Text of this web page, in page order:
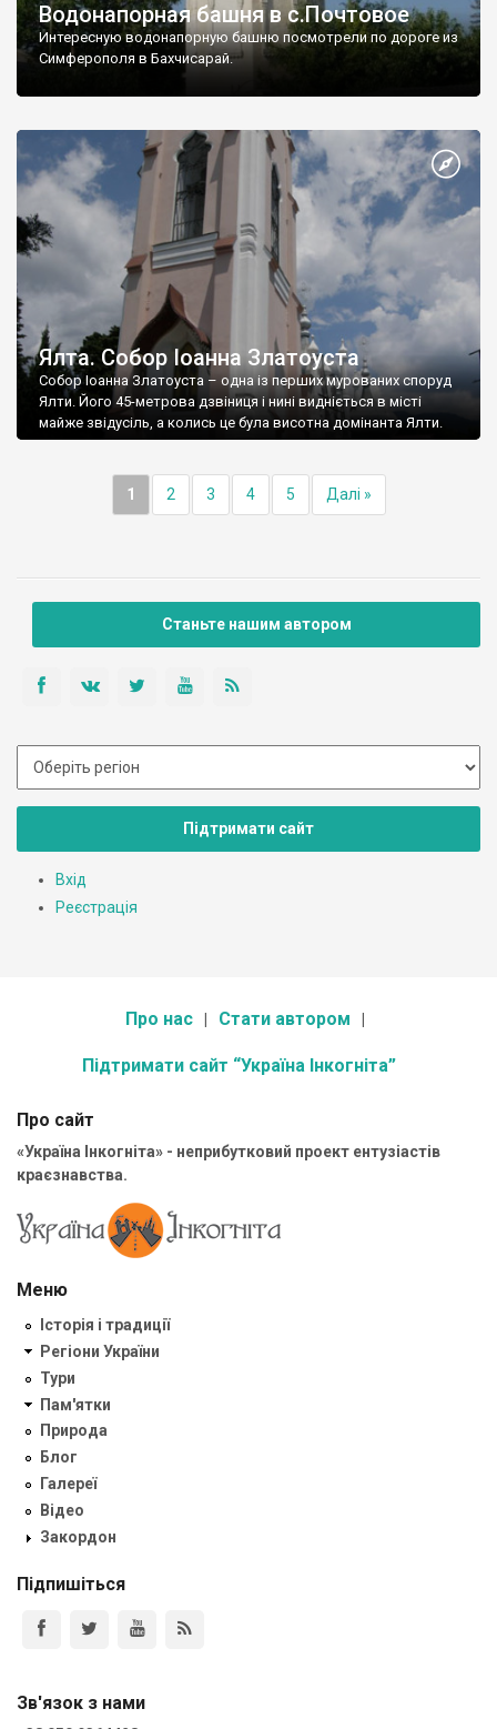
Водонапорная башня в с.Почтовое
Интересную водонапорную башню посмотрели по дороге из
Симферополя в Бахчисарай.
Ялта. Собор Іоанна Златоуста
Собор Іоанна Златоуста – одна із перших мурованих споруд
Ялти. Його 45-метрова дзвіниця і нині видніється в місті
майже звідусіль, а колись це була висотна домінанта Ялти.
1 2 3 4 5 Далі »
Станьте нашим автором
Підтримати сайт
Вхід
Реєстрація
Про нас Стати автором
Підтримати сайт “Україна Інкогніта”
Про сайт
«Україна Інкогніта» - неприбутковий проект ентузіастів
краєзнавства.
Меню
Історія і традиції
Регіони України
Тури
Пам'ятки
Природа
Блог
Галереї
Відео
Закордон
Підпишіться
Зв'язок з нами